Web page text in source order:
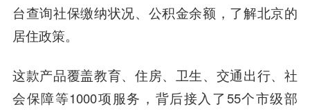
台查询社保缴纳状况、公积金余额，了解北京的
居住政策。
这款产品覆盖教育、住房、卫生、交通出行、社
会保障等1000项服务，背后接入了55个市级部